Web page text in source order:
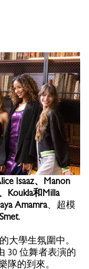
Isaaz、Manon
Koukla和Milla
Amamra、超模
.
大學生氛圍中。
30 位舞者表演的
隊的到來。